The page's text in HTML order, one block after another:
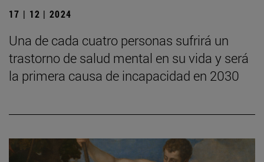
17 | 12 | 2024
Una de cada cuatro personas sufrirá un
trastorno de salud mental en su vida y será
la primera causa de incapacidad en 2030